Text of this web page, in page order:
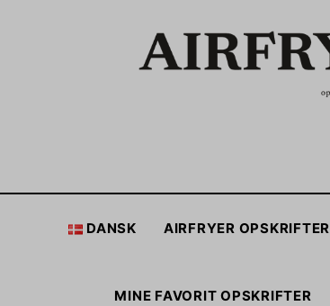
DANSK AIRFRYER OPSKRIFTER
MINE FAVORIT OPSKRIFTER